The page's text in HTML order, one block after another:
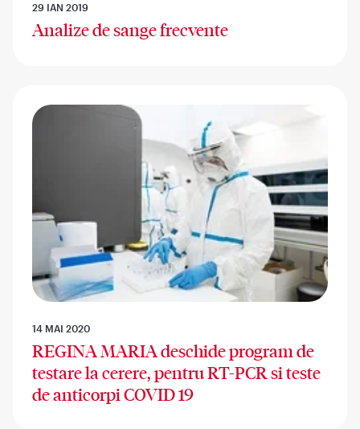
29 IAN 2019
Analize de sange frecvente
14 MAI 2020
REGINA MARIA deschide program de
testare la cerere, pentru RT-PCR si teste
de anticorpi COVID 19